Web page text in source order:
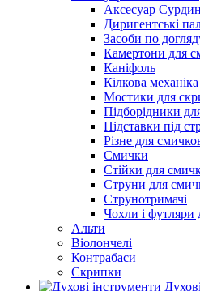
Аксесуар
Диригентські
Засоби по
Камертони для
Каніфоль
Кілкова
Мостики для
Підборiдники
Підставки під
Різне для
Смички
Стійки для
Струни для
Струнотримачі
Чохли і футляри
Альти
Віолончелі
Контрабаси
Скрипки